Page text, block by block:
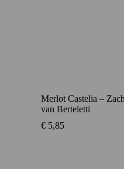
Merlot Castelia –
van Berteletti
€ 5,85